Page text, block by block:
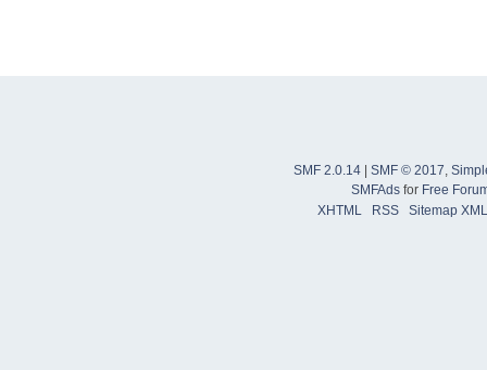
SMF 2.0.14 SMF © 2017
SMFAdsfor Free
XHTML
RSS Sitemap XML